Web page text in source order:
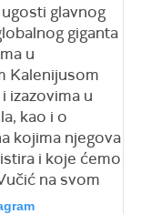
glavnog
giganta
u
Kalenijusom
izazovima u
kao i o
kojima njegova
i koje ćemo
na svom